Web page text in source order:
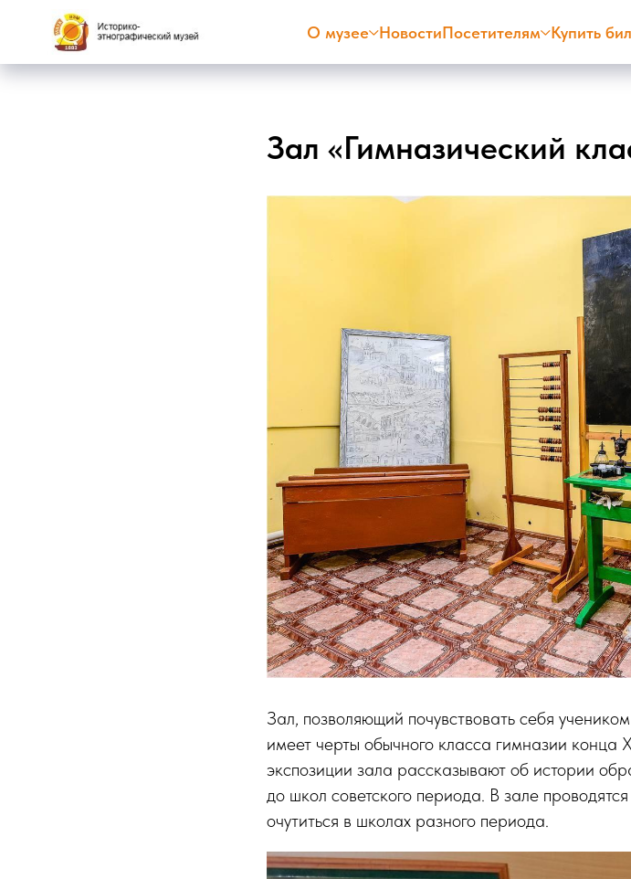
О музее НовостиПосетителям Купить
Зал «Гимназический
Зал, позволяющий почувствовать себя
имеет черты обычного класса гимназии
экспозиции зала рассказывают об истории
до школ советского периода. В зале
очутиться в школах разного периода.